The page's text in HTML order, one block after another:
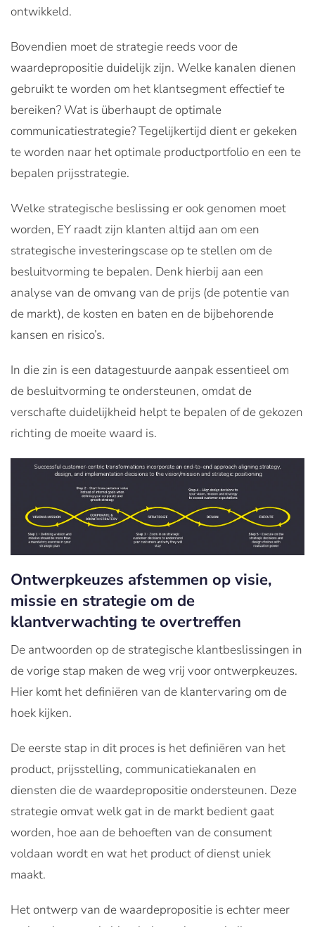
ontwikkeld.
Bovendien moet de strategie reeds voor de
waardepropositie duidelijk zijn. Welke kanalen dienen
gebruikt te worden om het klantsegment effectief te
bereiken? Wat is überhaupt de optimale
communicatiestrategie? Tegelijkertijd dient er gekeken
te worden naar het optimale productportfolio en een te
bepalen prijsstrategie.
Welke strategische beslissing er ook genomen moet
worden, EY raadt zijn klanten altijd aan om een
strategische investeringscase op te stellen om de
besluitvorming te bepalen. Denk hierbij aan een
analyse van de omvang van de prijs (de potentie van
de markt), de kosten en baten en de bijbehorende
kansen en risico’s.
In die zin is een datagestuurde aanpak essentieel om
de besluitvorming te ondersteunen, omdat de
verschafte duidelijkheid helpt te bepalen of de gekozen
richting de moeite waard is.
Ontwerpkeuzes afstemmen op visie,
missie en strategie om de
klantverwachting te overtreffen
De antwoorden op de strategische klantbeslissingen in
de vorige stap maken de weg vrij voor ontwerpkeuzes.
Hier komt het definiëren van de klantervaring om de
hoek kijken.
De eerste stap in dit proces is het definiëren van het
product, prijsstelling, communicatiekanalen en
diensten die de waardepropositie ondersteunen. Deze
strategie omvat welk gat in de markt bedient gaat
worden, hoe aan de behoeften van de consument
voldaan wordt en wat het product of dienst uniek
maakt.
Het ontwerp van de waardepropositie is echter meer